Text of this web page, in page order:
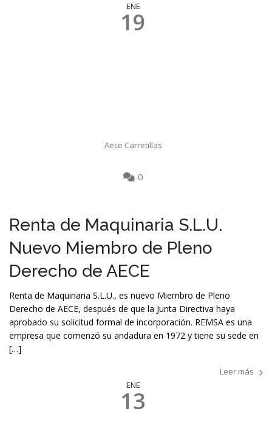
ENE
19
Aece Carretillas
0
Renta de Maquinaria S.L.U.
Nuevo Miembro de Pleno
Derecho de AECE
Renta de Maquinaria S.L.U., es nuevo Miembro de Pleno
Derecho de AECE, después de que la Junta Directiva haya
aprobado su solicitud formal de incorporación. REMSA es una
empresa que comenzó su andadura en 1972 y tiene su sede en
[…]
Leer más
ENE
13